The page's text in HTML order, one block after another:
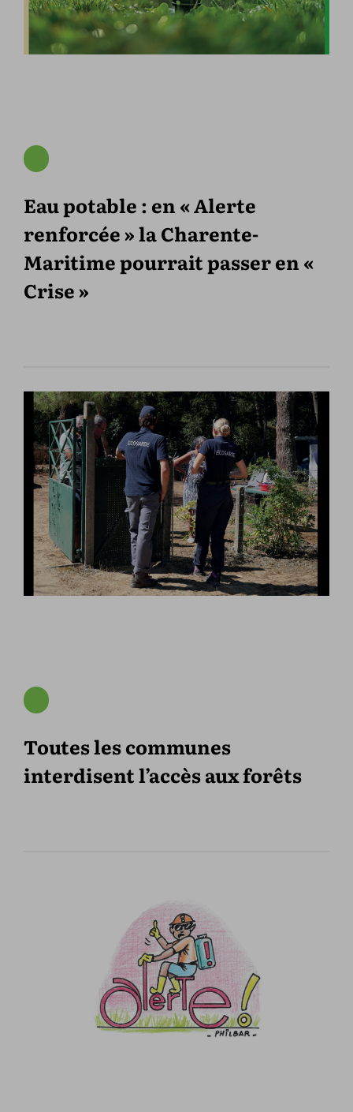
Eau potable : en « Alerte
renforcée » la Charente-
Maritime pourrait passer en «
Crise »
Toutes les communes
interdisent l’accès aux forêts